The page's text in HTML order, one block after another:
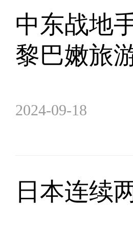
中东战地
黎巴嫩旅
2024-09-18
日本连续